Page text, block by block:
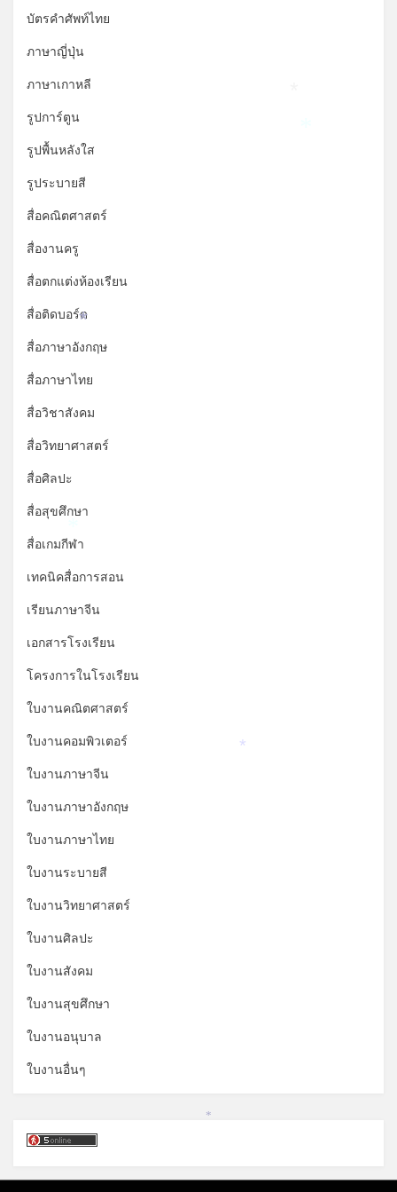
บัตรคำศัพท์ไทย
ภาษาญี่ปุ่น
ภาษาเกาหลี
รูปการ์ตูน
รูปพื้นหลังใส
รูประบายสี
สื่อคณิตศาสตร์
สื่องานครู
สื่อตกแต่งห้องเรียน
สื่อติดบอร์ด
สื่อภาษาอังกฤษ
สื่อภาษาไทย
สื่อวิชาสังคม
สื่อวิทยาศาสตร์
สื่อศิลปะ
สื่อสุขศึกษา
สื่อเกมกีฬา
เทคนิคสื่อการสอน
เรียนภาษาจีน
เอกสารโรงเรียน
โครงการในโรงเรียน
ใบงานคณิตศาสตร์
ใบงานคอมพิวเตอร์
ใบงานภาษาจีน
ใบงานภาษาอังกฤษ
ใบงานภาษาไทย
ใบงานระบายสี
ใบงานวิทยาศาสตร์
ใบงานศิลปะ
ใบงานสังคม
ใบงานสุขศึกษา
ใบงานอนุบาล
ใบงานอื่นๆ
*
*